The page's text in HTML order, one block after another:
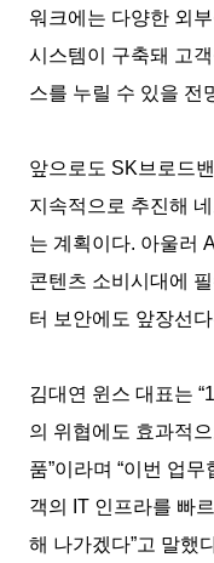
워크에는 다양한 외
시스템이 구축돼 고
스를 누릴 수 있을 전
앞으로도 SK 브로드
지속적으로 추진해
는 계획이다. 아울러
콘텐츠 소비시대에
터 보안에도 앞장선
김대연 윈스 대표는
의 위협에도 효과적
품”이라며 “이번 업무
객의
IT 인프라를 빠
해 나가겠다”고 말했